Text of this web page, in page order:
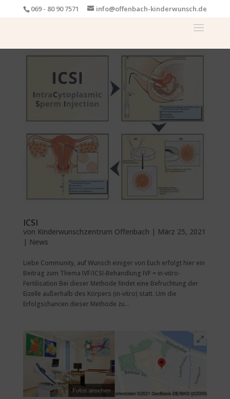
069 - 80 90 7571 info@offenbach-kinderwunsch.de
ICSI
von Kinderwunschzentrum Offenbach | März 25, 2021
| News
Liebe Community, auf Wunsch einiger von Euch erfolgt hier ein
Beitrag zum Thema IVF/ICSI-Behandlung IVF = in-vitro-
Fertilisation Bei dieser Methode findet eine Befruchtung der
Eizelle außerhalb des Körpers (in-vitro) statt. Um die
Erfolgschancen dieser Methode zu...